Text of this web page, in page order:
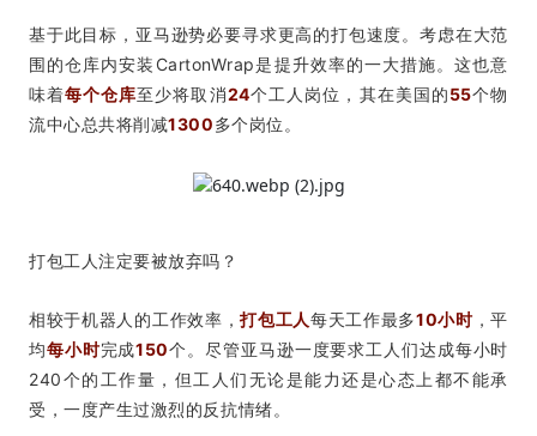
基于此目标，亚马逊势必要寻求更高的打包速度。考虑在大范
围的仓库内安装CartonWrap是提升效率的一大措施。这也意
味着每个仓库至少将取消24个工人岗位，其在美国的55个物
流中心总共将削减1300多个岗位。
打包工人注定要被放弃吗？
相较于机器人的工作效率，打包工人每天工作最多10小时，平
均每小时完成150个。尽管亚马逊一度要求工人们达成每小时
240个的工作量，但工人们无论是能力还是心态上都不能承
受，一度产生过激烈的反抗情绪。